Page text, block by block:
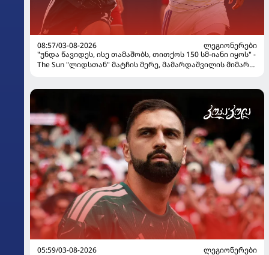
08:57/03-08-2026
ᲚᲔᲒᲘᲝᲜᲔᲠᲔᲑᲘ
"უნდა წავიდეს, ისე თამაშობს, თითქოს 150 სმ-იანი იყოს" -
The Sun "ლიდსთან" მატჩის მერე, მამარდაშვილის მიმართ
05:59/03-08-2026
ᲚᲔᲒᲘᲝᲜᲔᲠᲔᲑᲘ